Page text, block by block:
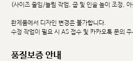
(사이즈 줄임/늘림 작업, 굽 및 인솔 높이 조정,
완제품에서 디자인 변경은 불가합니다.
수정 작업이 필요 시 AS 접수 및 카카오톡 문의
품질보증 안내